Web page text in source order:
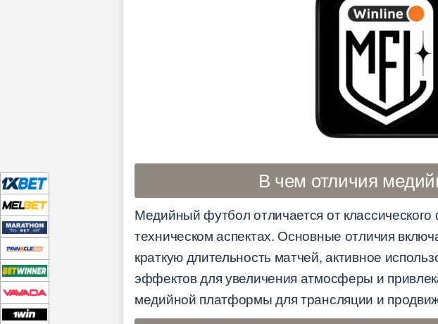
В чем отличия
Медийный футбол отличается от
техническом аспектах. Основные отличия
краткую длительность матчей, активное
эффектов для увеличения атмосферы и
медийной платформы для трансляции и